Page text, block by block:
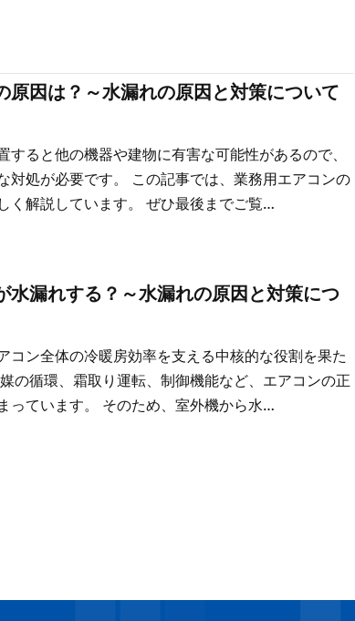
原因は？～水漏れの原因と対策について
ると他の機器や建物に有害な可能性があるので、
対処が必要です。 この記事では、業務用エアコンの
く解説しています。 ぜひ最後までご覧…
水漏れする？～水漏れの原因と対策につ
コン全体の冷暖房効率を支える中核的な役割を果た
の循環、霜取り運転、制御機能など、エアコンの正
っています。 そのため、室外機から水…